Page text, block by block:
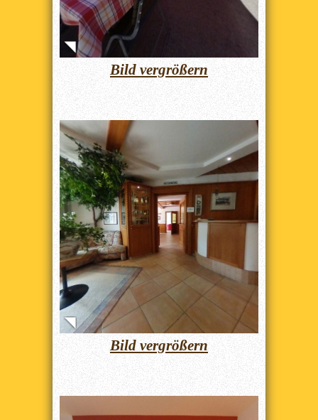
Bild vergrößern
Bild vergrößern